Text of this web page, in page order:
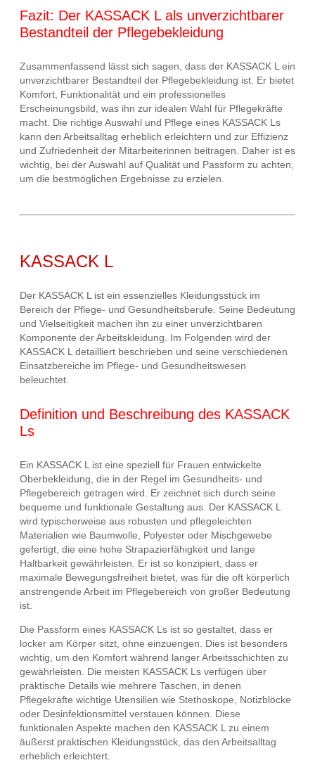
Fazit: Der KASSACK L als unverzichtbarer
Bestandteil der Pflegebekleidung
Zusammenfassend lässt sich sagen, dass der KASSACK L ein
unverzichtbarer Bestandteil der Pflegebekleidung ist. Er bietet
Komfort, Funktionalität und ein professionelles
Erscheinungsbild, was ihn zur idealen Wahl für Pflegekräfte
macht. Die richtige Auswahl und Pflege eines KASSACK Ls
kann den Arbeitsalltag erheblich erleichtern und zur Effizienz
und Zufriedenheit der Mitarbeiterinnen beitragen. Daher ist es
wichtig, bei der Auswahl auf Qualität und Passform zu achten,
um die bestmöglichen Ergebnisse zu erzielen.
KASSACK L
Der KASSACK L ist ein essenzielles Kleidungsstück im
Bereich der Pflege- und Gesundheitsberufe. Seine Bedeutung
und Vielseitigkeit machen ihn zu einer unverzichtbaren
Komponente der Arbeitskleidung. Im Folgenden wird der
KASSACK L detailliert beschrieben und seine verschiedenen
Einsatzbereiche im Pflege- und Gesundheitswesen
beleuchtet.
Definition und Beschreibung des KASSACK
Ls
Ein KASSACK L ist eine speziell für Frauen entwickelte
Oberbekleidung, die in der Regel im Gesundheits- und
Pflegebereich getragen wird. Er zeichnet sich durch seine
bequeme und funktionale Gestaltung aus. Der KASSACK L
wird typischerweise aus robusten und pflegeleichten
Materialien wie Baumwolle, Polyester oder Mischgewebe
gefertigt, die eine hohe Strapazierfähigkeit und lange
Haltbarkeit gewährleisten. Er ist so konzipiert, dass er
maximale Bewegungsfreiheit bietet, was für die oft körperlich
anstrengende Arbeit im Pflegebereich von großer Bedeutung
ist.
Die Passform eines KASSACK Ls ist so gestaltet, dass er
locker am Körper sitzt, ohne einzuengen. Dies ist besonders
wichtig, um den Komfort während langer Arbeitsschichten zu
gewährleisten. Die meisten KASSACK Ls verfügen über
praktische Details wie mehrere Taschen, in denen
Pflegekräfte wichtige Utensilien wie Stethoskope, Notizblöcke
oder Desinfektionsmittel verstauen können. Diese
funktionalen Aspekte machen den KASSACK L zu einem
äußerst praktischen Kleidungsstück, das den Arbeitsalltag
erheblich erleichtert.